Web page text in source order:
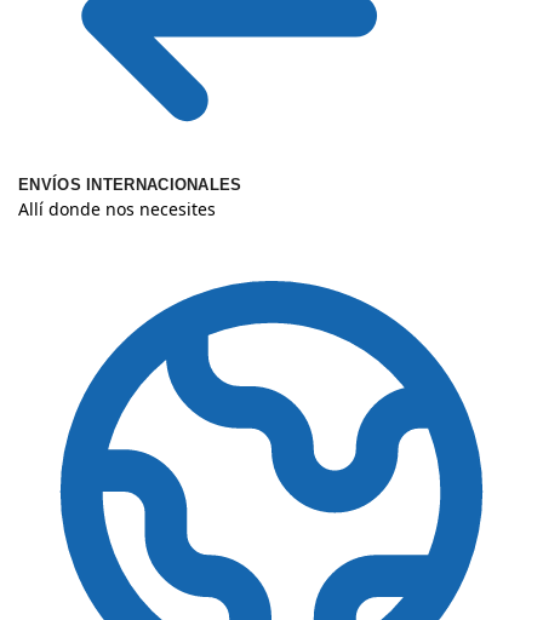
ENVÍOS INTERNACIONALES
Allí donde nos necesites